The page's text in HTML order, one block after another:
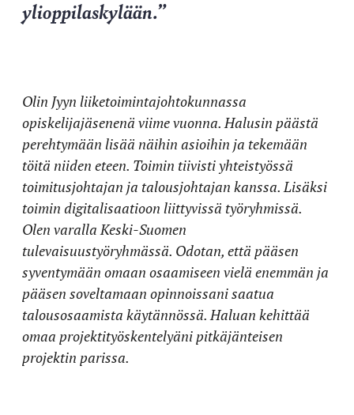
ylioppilaskylään.”
Olin Jyyn liiketoimintajohtokunnassa
opiskelijajäsenenä viime vuonna. Halusin päästä
perehtymään lisää näihin asioihin ja tekemään
töitä niiden eteen. Toimin tiivisti yhteistyössä
toimitusjohtajan ja talousjohtajan kanssa. Lisäksi
toimin digitalisaatioon liittyvissä työryhmissä.
Olen varalla Keski-Suomen
tulevaisuustyöryhmässä. Odotan, että pääsen
syventymään omaan osaamiseen vielä enemmän ja
pääsen soveltamaan opinnoissani saatua
talousosaamista käytännössä. Haluan kehittää
omaa projektityöskentelyäni pitkäjänteisen
projektin parissa.